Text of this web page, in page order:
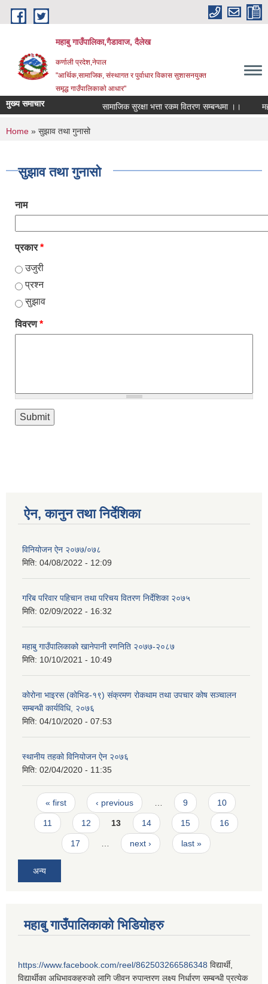
Skip to main content
महाबु गाउँपालिका,गैडावाज, दैलेख
कर्णाली प्रदेश,नेपाल
"आर्थिक,सामाजिक, संस्थागत र पुर्वाधार विकास सुशासनयुक्त
समृद्ध गाउँपालिकाकाे आधार"
मुख्य समाचार सामाजिक सुरक्षा भत्ता रकम वितरण सम्बन्धमा ।।
You are here
Home » सुझाव तथा गुनासो
सुझाव तथा गुनासो
नाम
प्रकार*
उजुरी
प्रश्न
सुझाव
विवरण*
ऐन, कानुन तथा निर्देशिका
विनियोजन ऐन २०७७/०७८
मिति: 04/08/2022 - 12:09
गरिब परिवार पहिचान तथा परिचय वितरण निर्देशिका २०७५
मिति: 02/09/2022 - 16:32
महाबु गाउँपालिकाको खानेपानी रणनिति २०७७-२०८७
मिति: 10/10/2021 - 10:49
कोरोना भाइरस (कोभिड-१९) संक्रमण रोकथाम तथा उपचार कोष सञ्चालन
सम्बन्धी कार्यविधि, २०७६
मिति: 04/10/2020 - 07:53
स्थानीय तहको विनियोजन ऐन २०७६
मिति: 02/04/2020 - 11:35
Pages
« first ‹ previous 9 10
11 12 13 14 15 16
17 next › last »
अन्य
महाबु गाउँपालिकाको भिडियोहरु
https://www.facebook.com/reel/862503266586348 विद्यार्थी,
विद्यार्थीका अधिभावकहरुको लागि जीवन रुपान्तरण लक्ष्य निर्धारण सम्बन्धी प्रत्येक